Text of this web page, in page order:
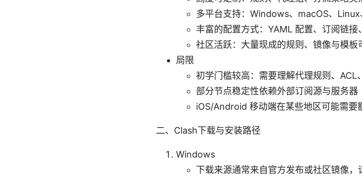
多平台支持：Windows、macOS、
丰富的配置方式：YAML 配置、订阅链接
社区活跃：大量现成的规则、镜像与模板
局限
初学门槛较高：需要理解代理规则、ACL
部分节点稳定性依赖外部订阅源与服务器
iOS/Android 移动端在某些地区可能需要
二、Clash下载与安装路径
Windows
下载来源通常来自官方发布或社区镜像，